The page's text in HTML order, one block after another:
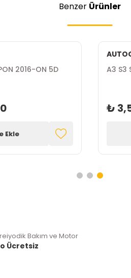
Benzer Ürünler
2016-ON 5D
Ekle
A3 S3
₺
Bakım ve Motor
Ücretsiz